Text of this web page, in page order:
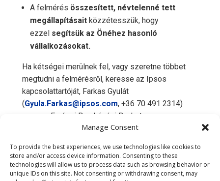
Manage Consent
To provide the best experiences, we use technologies like cookies to
store and/or access device information. Consenting to these
technologies will allow us to process data such as browsing behavior or
unique IDs on this site. Not consenting or withdrawing consent, may
A felmérés összesített, névtelenné tett
megállapításaitközzétesszük, hogy
ezzel segítsük az Önéhez hasonló
vállalkozásokat.
Ha kétségei merülnek fel, vagy szeretne többet
megtudni a felmérésről, keresse az Ipsos
kapcsolattartóját, Farkas Gyulát
(Gyula.Farkas@ipsos.com, +36 70 491 2314)
vagy az Európai Beruházási Bankot